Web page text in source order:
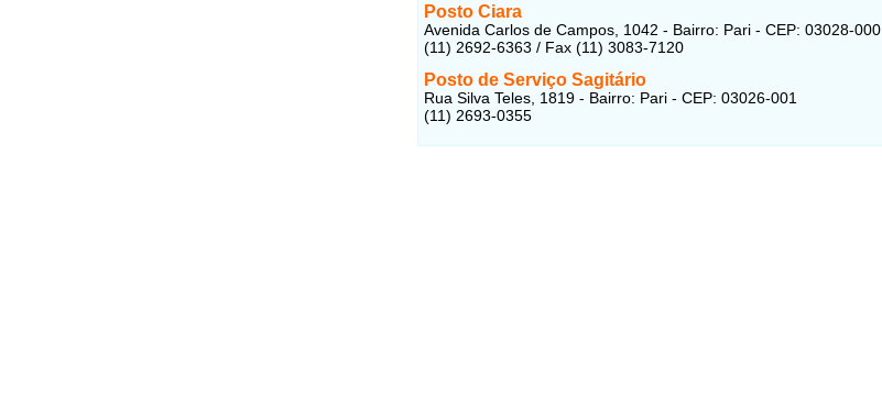
Posto Ciara
Avenida Carlos de Campos, 1042 - Bairro: Pari - CEP: 03028-000
(11) 2692-6363 / Fax (11) 3083-7120
Posto de Serviço Sagitário
Rua Silva Teles, 1819 - Bairro: Pari - CEP: 03026-001
(11) 2693-0355